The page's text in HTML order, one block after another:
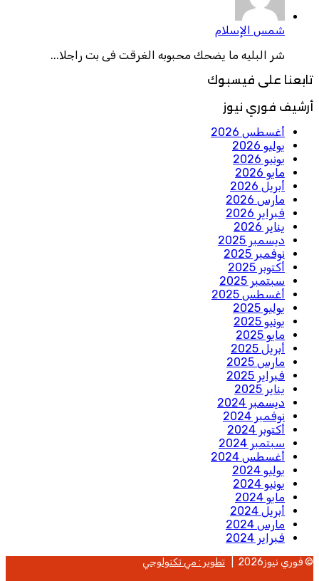
شمس الإسلام
شر البليه ما يضحك محبوبه الغرقت فى بت راجلا...
تابعنا على فيسبوك
أرشيف فوري نيوز
أغسطس 2026
يوليو 2026
يونيو 2026
مايو 2026
أبريل 2026
مارس 2026
فبراير 2026
يناير 2026
ديسمبر 2025
نوفمبر 2025
أكتوبر 2025
سبتمبر 2025
أغسطس 2025
يوليو 2025
يونيو 2025
مايو 2025
أبريل 2025
مارس 2025
فبراير 2025
يناير 2025
ديسمبر 2024
نوفمبر 2024
أكتوبر 2024
سبتمبر 2024
أغسطس 2024
يوليو 2024
يونيو 2024
مايو 2024
أبريل 2024
مارس 2024
فبراير 2024
© فوري نيوز2026 | تطوير : مي تكنولوجي